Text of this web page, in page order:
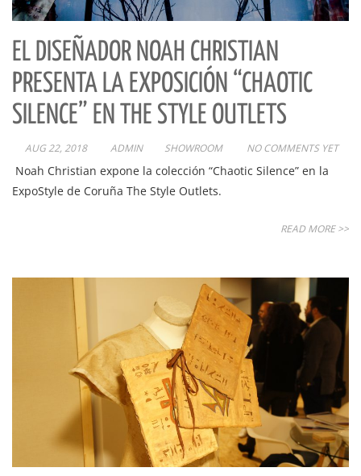
EL DISEÑADOR NOAH CHRISTIAN
PRESENTA LA EXPOSICIÓN “CHAOTIC
SILENCE” EN THE STYLE OUTLETS
AUG 22, 2018 ADMIN SHOWROOM NO COMMENTS YET
Noah Christian expone la colección “Chaotic Silence” en la
ExpoStyle de Coruña The Style Outlets.
READ MORE >>